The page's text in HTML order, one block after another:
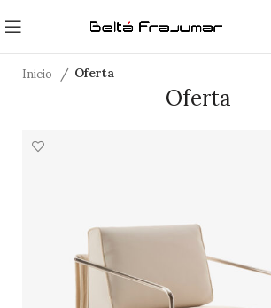
Inicio Oferta
Oferta